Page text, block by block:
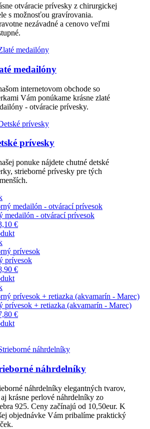
otváracie prívesky z chirurgickej
s možnosťou gravírovania.
nezávadné a cenovo veľmi
medailóny
internetovom obchode so
Vám ponúkame krásne zlaté
- otváracie prívesky.
prívesky
ponuke nájdete chutné detské
strieborné prívesky pre tých
medailón - otvárací prívesok
€
prívesok
€
prívesok + retiazka (akvamarín - Marec)
€
náhrdelníky
náhrdelníky elegantných tvarov,
krásne perlové náhrdelníky zo
925. Ceny začínajú od 10,50eur. K
objednávke Vám pribalíme praktický